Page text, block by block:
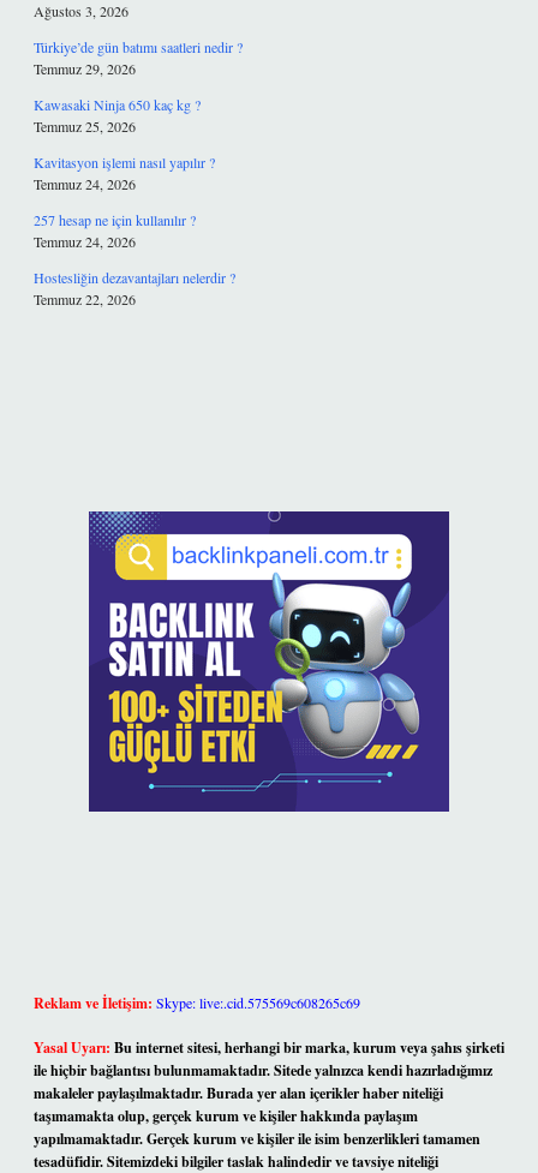
Ağustos 3, 2026
Türkiye’de gün batımı saatleri nedir ?
Temmuz 29, 2026
Kawasaki Ninja 650 kaç kg ?
Temmuz 25, 2026
Kavitasyon işlemi nasıl yapılır ?
Temmuz 24, 2026
257 hesap ne için kullanılır ?
Temmuz 24, 2026
Hostesliğin dezavantajları nelerdir ?
Temmuz 22, 2026
Reklam ve İletişim: Skype: live:.cid.575569c608265c69
Yasal Uyarı: Bu internet sitesi, herhangi bir marka, kurum veya şahıs şirketi
ile hiçbir bağlantısı bulunmamaktadır. Sitede yalnızca kendi hazırladığımız
makaleler paylaşılmaktadır. Burada yer alan içerikler haber niteliği
taşımamakta olup, gerçek kurum ve kişiler hakkında paylaşım
yapılmamaktadır. Gerçek kurum ve kişiler ile isim benzerlikleri tamamen
tesadüfidir. Sitemizdeki bilgiler taslak halindedir ve tavsiye niteliği